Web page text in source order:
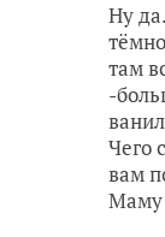
Ну
там
-
Чего
вам
Маму